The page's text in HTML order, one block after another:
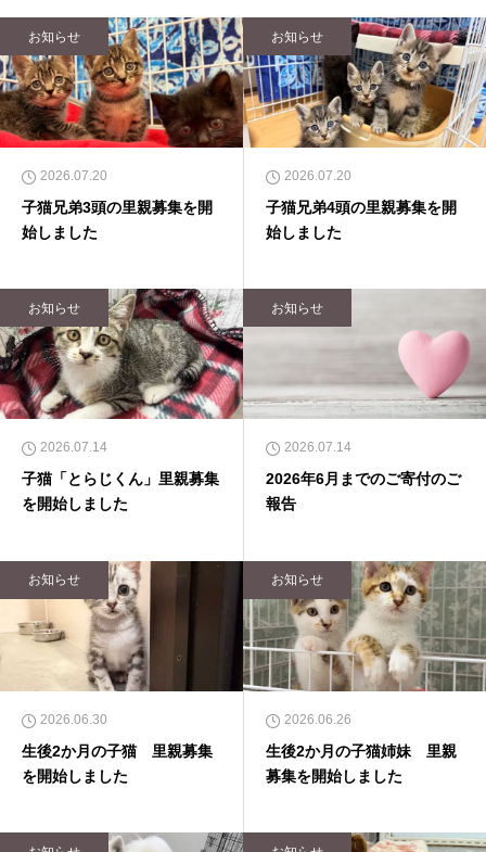
お知らせ
2026.07.20
子猫兄弟3頭の里親募集を開
始しました
お知らせ
2026.07.20
子猫兄弟4頭の里親募集を開
始しました
お知らせ
2026.07.14
子猫「とらじくん」里親募集
を開始しました
お知らせ
2026.07.14
2026年6月までのご寄付のご
報告
お知らせ
2026.06.30
生後2か月の子猫 里親募集
を開始しました
お知らせ
2026.06.26
生後2か月の子猫姉妹 里親
募集を開始しました